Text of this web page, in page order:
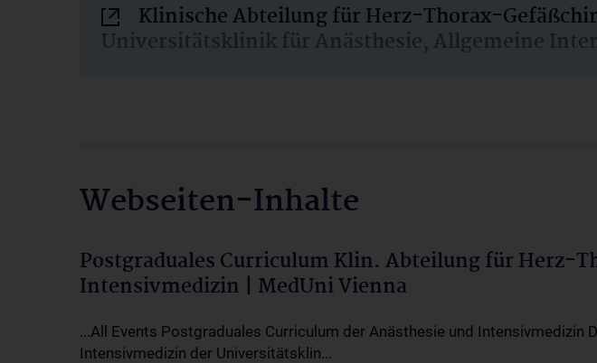
Klinische Abteilung für Herz-Thorax-
Universitätsklinik für Anästhesie, Allgemeine
Webseiten-Inhalte
Postgraduales Curriculum Klin. Abteilung für Herz-
Intensivmedizin | MedUni Vienna
...All Events Postgraduales Curriculum der Anästhesie und Intensivmedizin
Intensivmedizin der Universitätsklin...